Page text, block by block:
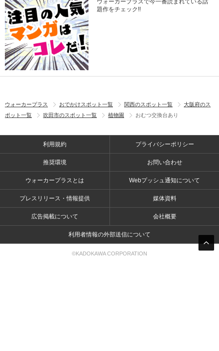
ウォーカープラスで今一番読まれている話
題作をチェック!!
ウォーカープラス おでかけスポット一覧 関西のスポット一覧
大阪府のス
ポット一覧
吹田市のスポット一覧 植物園 おむつ交換台あり
利用規約 プライバシーポリシー
推奨環境 お問い合わせ
ウォーカープラスとは Webプッシュ通知について
プレスリリース・情報提供 媒体資料
広告掲載について 会社概要
利用者情報の外部送信について
©KADOKAWA CORPORATION